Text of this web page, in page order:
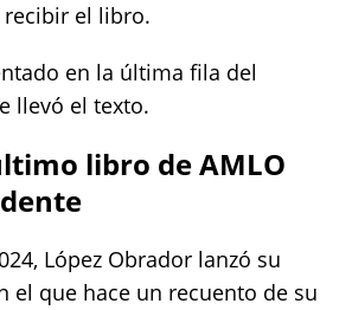
el libro.
en la última fila del
llevó el texto.
libro de AMLO
López Obrador lanzó su
el que hace un recuento de su